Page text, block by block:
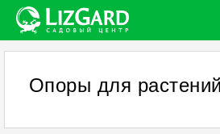
Опоры для растений